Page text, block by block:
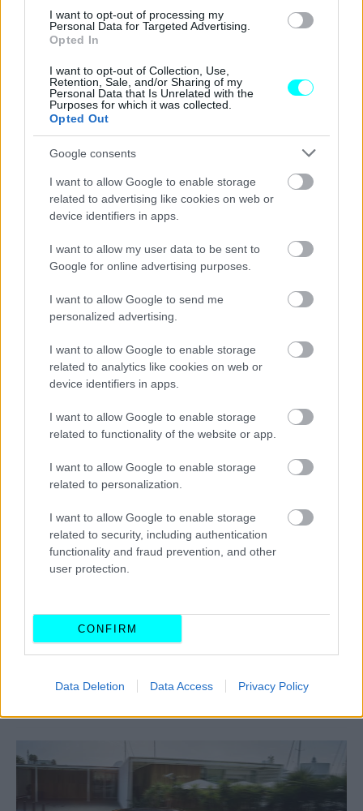
I want to opt-out of processing my
Personal Data for Targeted Advertising.
Opted In
I want to opt-out of Collection, Use,
Retention, Sale, and/or Sharing of my
Personal Data that Is Unrelated with the
Purposes for which it was collected.
Opted Out
Google consents
I want to allow Google to enable storage
related to advertising like cookies on web or
device identifiers in apps.
I want to allow my user data to be sent to
Google for online advertising purposes.
I want to allow Google to send me
personalized advertising.
I want to allow Google to enable storage
related to analytics like cookies on web or
device identifiers in apps.
I want to allow Google to enable storage
related to functionality of the website or app.
I want to allow Google to enable storage
related to personalization.
I want to allow Google to enable storage
related to security, including authentication
functionality and fraud prevention, and other
user protection.
CONFIRM
Data Deletion Data Access Privacy Policy
Είναι χαρακτηριστικό ότι η Skoda παρουσιάζει διαρκή
άνοδο στην ιδιαίτερα απαιτητική γερμανική αγορά
εταιρικών αυτοκινήτων την τελευταία πενταετία. Για το
2020, η τσέχικη μάρκα του Volkswagen Group αύξησε το
μερίδιο αγοράς της στο 8,6%, που την έφερε στην πέμπτη
θέση σε πωλήσεις νέων αυτοκινήτων στη Γερμανία.
ΔΙΑΒΑΣΤΕ ΕΠΙΣΗΣ